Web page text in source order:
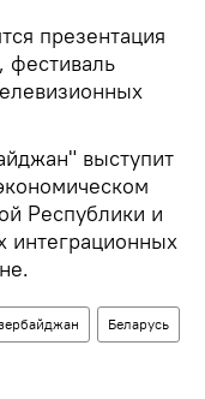
презентация
фестиваль
выступит
Республики и
интеграционных
Беларусь